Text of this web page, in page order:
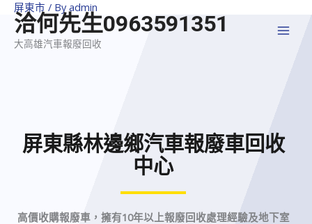
洽何先生0963591351
大高雄汽車報廢回收
屏東市 / Byadmin
屏東縣林邊鄉汽車報廢車回收
中心
高價收購報廢車，擁有10年以上報廢回收處理經驗及地下室